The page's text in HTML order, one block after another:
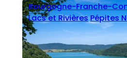
Bourgogne-Franche-
Lacs et RivièresPépites